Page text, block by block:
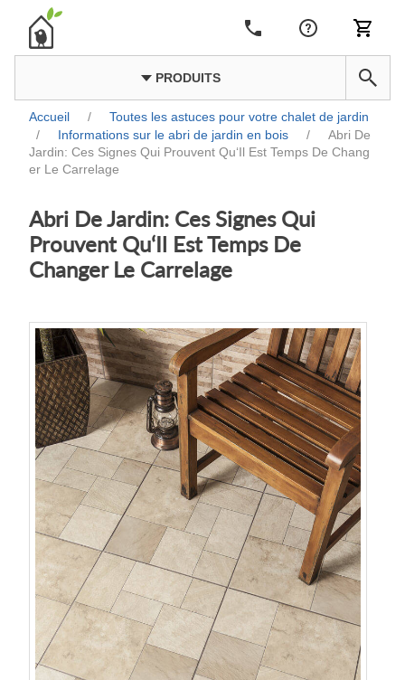
PRODUITS
Accueil /
Toutes les astuces pour votre chalet de jardin
/
Informations sur le abri de jardin en bois /
Abri De
Jardin: Ces Signes Qui Prouvent Qu‘Il Est Temps De Chang
er Le Carrelage
Abri De Jardin: Ces Signes Qui
Prouvent Qu‘Il Est Temps De
Changer Le Carrelage